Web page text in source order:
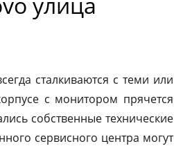
сталкиваются с теми или
с монитором прячется
собственные технические
сервисного центра могут